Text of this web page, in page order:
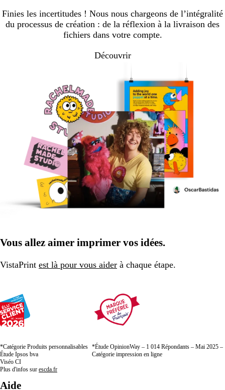
Finies les incertitudes ! Nous nous chargeons de l’intégralité
du processus de création : de la réflexion à la livraison des
fichiers dans votre compte.
Découvrir
Vous allez aimer imprimer vos idées.
VistaPrint est là pour vous aider à chaque étape.
*Catégorie Produits personnalisables
Étude Ipsos bva
Viséo CI
Plus d'infos sur escda.fr
*Étude OpinionWay – 1 014 Répondants – Mai 2025 –
Catégorie impression en ligne
Aide